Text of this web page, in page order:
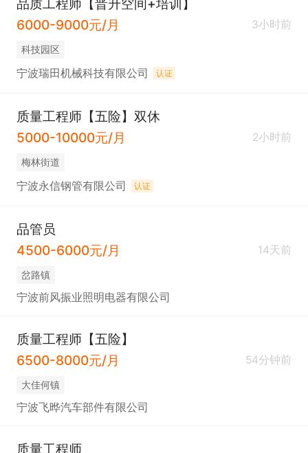
b.主导客户投诉的根本原因分析，制定整改报告（8D
报告），推动内部改进并验证效果。
c.定期与客户进行质量沟通，了解客户期望和要求。
a.领导和管理质检团队（包括检验员、测试员等），
负责团队建设、培训、绩效考核和工作安排。
b.管理计量室/实验室（如三坐标测量机、轮廓仪、粗
糙度仪、硬度计等精密量测设备），确保量具的定期
c.推广先进测量技术和方法（如GD&T的理解与应
用）。
6. 供应商质量管理：
b.监控关键供应商的质量表现，推动供应商质量改进
（SQE职能的协调或部分承担）。
c.处理供应商来料质量问题，推动供应商整改。
a.收集、统计、分析公司整体质量数据（如一次合格
品质工程师【晋升空间+培训】
6000-9000元/月
3小时前
科技园区
宁波瑞田机械科技有限公司 认证
质量工程师【五险】双休
5000-10000元/月
2小时前
梅林街道
宁波永信钢管有限公司 认证
品管员
4500-6000元/月
14天前
岔路镇
宁波前风振业照明电器有限公司
质量工程师【五险】
6500-8000元/月
54分钟前
大佳何镇
宁波飞晔汽车部件有限公司
质量工程师